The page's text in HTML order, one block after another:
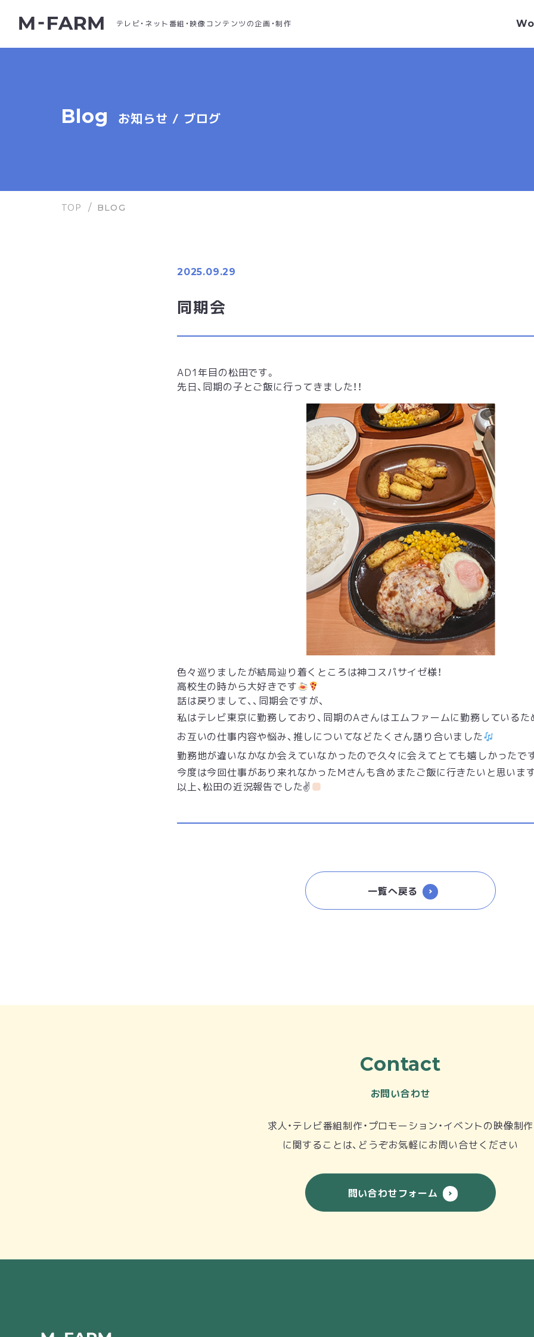
テレビ・ネット番組・映像コンテンツの企画・制作
Blog お知らせ / ブログ
TOP / BLOG
2025.09.29
同期会
AD1年目の松田です。
先日、同期の子とご飯に行ってきました！！
色々巡りましたが結局辿り着くところは神コスパサイゼ様！
高校生の時から大好きです
話は戻りまして、、同期会ですが、
私はテレビ東京に勤務しており、同期のAさんはエムファームに勤務しているた
お互いの仕事内容や悩み、推しについてなどたくさん語り合いました
勤務地が違いなかなか会えていなかったので久々に会えてとても嬉しかったです
今度は今回仕事があり来れなかったMさんも含めまたご飯に行きたいと思いま
以上、松田の近況報告でした✌
一覧へ戻る
Contact
お問い合わせ
求人・テレビ番組制作・プロモーション・イベントの映像制作
に関することは、どうぞお気軽にお問い合せください
問い合わせフォーム